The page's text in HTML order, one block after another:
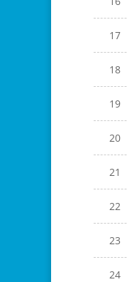
17
18
19
20
21
22
23
24